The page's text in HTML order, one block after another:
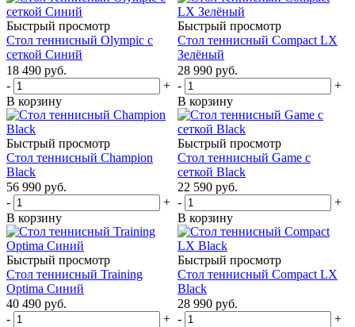
Быстрый просмотр
Стол теннисный Olympic с
сеткой Синий
18 490 руб.
-
+
В корзину
Быстрый просмотр
Стол теннисный Compact LX
Зелёный
28 990 руб.
-
+
В корзину
Быстрый просмотр
Стол теннисный Champion
Black
56 990 руб.
-
+
В корзину
Быстрый просмотр
Стол теннисный Game с
сеткой Black
22 590 руб.
-
+
В корзину
Быстрый просмотр
Стол теннисный Training
Optima Синий
40 490 руб.
-
+
Быстрый просмотр
Стол теннисный Compact LX
Black
28 990 руб.
-
+